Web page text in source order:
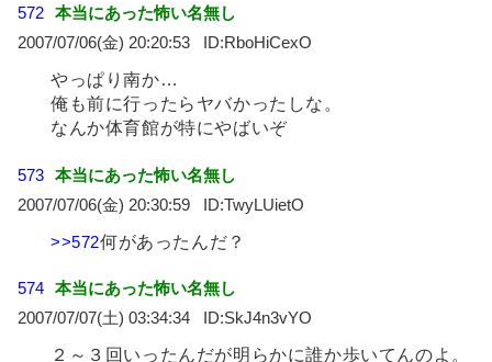
572 本当にあった怖い名無し
2007/07/06(金) 20:20:53
RboHiCexO
やっぱり南か…
俺も前に行ったらヤバかったしな。
なんか体育館が特にやばいぞ
573 本当にあった怖い名無し
2007/07/06(金) 20:30:59
TwyLUietO
>>572何があったんだ？
574 本当にあった怖い名無し
2007/07/07(土) 03:34:34
SkJ4n3vYO
２～３回いったんだが明らかに誰か歩いてんのよ。